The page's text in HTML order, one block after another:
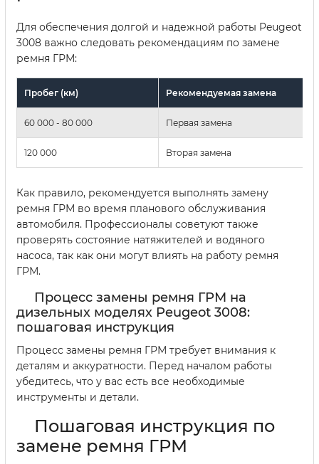
Для обеспечения долгой и надежной работы Peugeot
3008 важно следовать рекомендациям по замене
ремня ГРМ:
Пробег (км) Рекомендуемая замена
60 000 - 80 000 Первая замена
120 000 Вторая замена
Как правило, рекомендуется выполнять замену
ремня ГРМ во время планового обслуживания
автомобиля. Профессионалы советуют также
проверять состояние натяжителей и водяного
насоса, так как они могут влиять на работу ремня
ГРМ.
Процесс замены ремня ГРМ на
дизельных моделях Peugeot 3008:
пошаговая инструкция
Процесс замены ремня ГРМ требует внимания к
деталям и аккуратности. Перед началом работы
убедитесь, что у вас есть все необходимые
инструменты и детали.
Пошаговая инструкция по
замене ремня ГРМ